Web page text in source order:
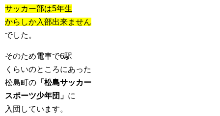
サッカー部は5年生
からしか入部出来ません
でした。
そのため電車で6駅
くらいのところにあった
松島町の 「松島サッカー
スポーツ少年団」 に
入団しています。